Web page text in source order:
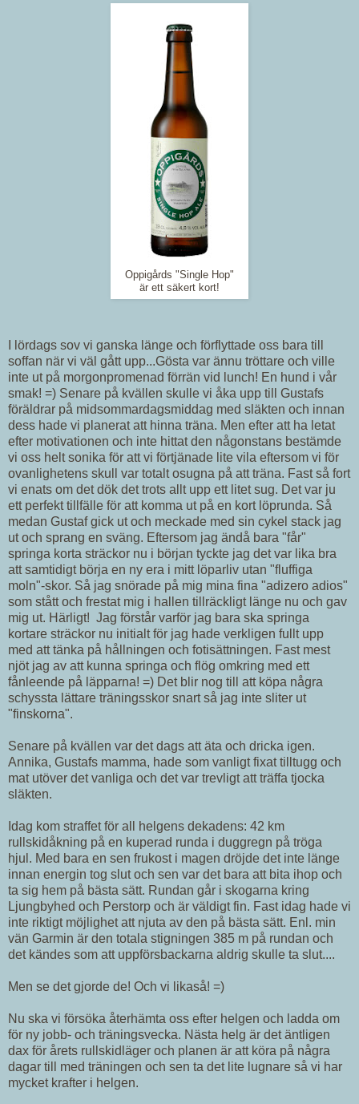
Oppigårds "Single Hop"
är ett säkert kort!
I lördags sov vi ganska länge och förflyttade oss bara till
soffan när vi väl gått upp...Gösta var ännu tröttare och ville
inte ut på morgonpromenad förrän vid lunch! En hund i vår
smak! =) Senare på kvällen skulle vi åka upp till Gustafs
föräldrar på midsommardagsmiddag med släkten och innan
dess hade vi planerat att hinna träna. Men efter att ha letat
efter motivationen och inte hittat den någonstans bestämde
vi oss helt sonika för att vi förtjänade lite vila eftersom vi för
ovanlighetens skull var totalt osugna på att träna. Fast så fort
vi enats om det dök det trots allt upp ett litet sug. Det var ju
ett perfekt tillfälle för att komma ut på en kort löprunda. Så
medan Gustaf gick ut och meckade med sin cykel stack jag
ut och sprang en sväng. Eftersom jag ändå bara "får"
springa korta sträckor nu i början tyckte jag det var lika bra
att samtidigt börja en ny era i mitt löparliv utan "fluffiga
moln"-skor. Så jag snörade på mig mina fina "adizero adios"
som stått och frestat mig i hallen tillräckligt länge nu och gav
mig ut. Härligt! Jag förstår varför jag bara ska springa
kortare sträckor nu initialt för jag hade verkligen fullt upp
med att tänka på hållningen och fotisättningen. Fast mest
njöt jag av att kunna springa och flög omkring med ett
fånleende på läpparna! =) Det blir nog till att köpa några
schyssta lättare träningsskor snart så jag inte sliter ut
"finskorna".
Senare på kvällen var det dags att äta och dricka igen.
Annika, Gustafs mamma, hade som vanligt fixat tilltugg och
mat utöver det vanliga och det var trevligt att träffa tjocka
släkten.
Idag kom straffet för all helgens dekadens: 42 km
rullskidåkning på en kuperad runda i duggregn på tröga
hjul. Med bara en sen frukost i magen dröjde det inte länge
innan energin tog slut och sen var det bara att bita ihop och
ta sig hem på bästa sätt. Rundan går i skogarna kring
Ljungbyhed och Perstorp och är väldigt fin. Fast idag hade vi
inte riktigt möjlighet att njuta av den på bästa sätt. Enl. min
vän Garmin är den totala stigningen 385 m på rundan och
det kändes som att uppförsbackarna aldrig skulle ta slut....
Men se det gjorde de! Och vi likaså! =)
Nu ska vi försöka återhämta oss efter helgen och ladda om
för ny jobb- och träningsvecka. Nästa helg är det äntligen
dax för årets rullskidläger och planen är att köra på några
dagar till med träningen och sen ta det lite lugnare så vi har
mycket krafter i helgen.